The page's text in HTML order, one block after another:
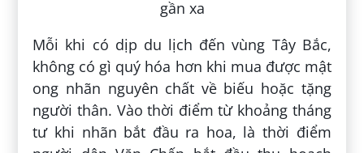
Mỗi khi có dịp du lịch đến vùng Tây Bắc,
không có gì quý hóa hơn khi mua được mật
ong nhãn nguyên chất về biếu hoặc tặng
người thân. Vào thời điểm từ khoảng tháng
tư khi nhãn bắt đầu ra hoa, là thời điểm